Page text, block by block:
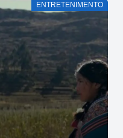
ENTRETENIMENTO